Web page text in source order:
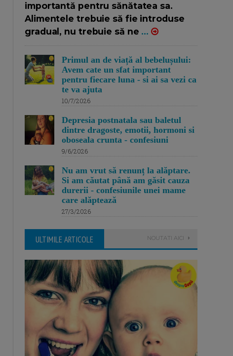
importantă pentru sănătatea sa.
Alimentele trebuie să fie introduse
gradual, nu trebuie să ne ...
Primul an de viață al bebelușului:
Avem cate un sfat important
pentru fiecare luna - si ai sa vezi ca
te va ajuta
10/7/2026
Depresia postnatala sau baletul
dintre dragoste, emotii, hormoni si
oboseala crunta - confesiuni
9/6/2026
Nu am vrut să renunț la alăptare.
Si am căutat până am găsit cauza
durerii - confesiunile unei mame
care alăptează
27/3/2026
ULTIMILE ARTICOLE NOUTATI AICI